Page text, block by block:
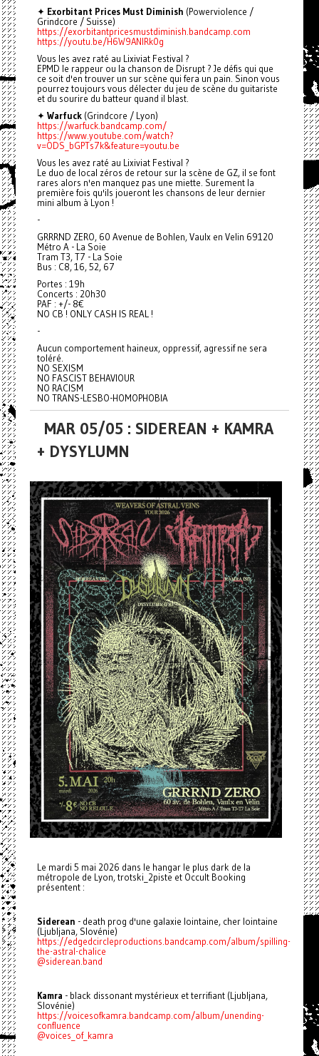
✦ Exorbitant Prices Must Diminish (Powerviolence /
Grindcore / Suisse)
https://exorbitantpricesmustdiminish.bandcamp.com
https://youtu.be/H6W9ANlRk0g
Vous les avez raté au Lixiviat Festival ?
EPMD le rappeur ou la chanson de Disrupt ? Je défis qui que
ce soit d'en trouver un sur scène qui fera un pain. Sinon vous
pourrez toujours vous délecter du jeu de scène du guitariste
et du sourire du batteur quand il blast.
✦ Warfuck(Grindcore / Lyon)
https://warfuck.bandcamp.com/
https://www.youtube.com/watch?
v=ODS_bGPTs7k&feature=youtu.be
Vous les avez raté au Lixiviat Festival ?
Le duo de local zéros de retour sur la scène de GZ, il se font
rares alors n'en manquez pas une miette. Surement la
première fois qu'ils joueront les chansons de leur dernier
mini album à Lyon !
-
GRRRND ZERO, 60 Avenue de Bohlen, Vaulx en Velin 69120
Métro A - La Soie
Tram T3, T7 - La Soie
Bus : C8, 16, 52, 67
Portes : 19h
Concerts : 20h30
PAF : +/- 8€
NO CB ! ONLY CASH IS REAL !
-
Aucun comportement haineux, oppressif, agressif ne sera
toléré.
NO SEXISM
NO FASCIST BEHAVIOUR
NO RACISM
NO TRANS-LESBO-HOMOPHOBIA
MAR 05/05 : SIDEREAN + KAMRA
+ DYSYLUMN
Le mardi 5 mai 2026 dans le hangar le plus dark de la
métropole de Lyon, trotski_2piste et Occult Booking
présentent :
Siderean - death prog d'une galaxie lointaine, cher lointaine
(Ljubljana, Slovénie)
https://edgedcircleproductions.bandcamp.com/album/spilling-
the-astral-chalice
@siderean.band
Kamra - black dissonant mystérieux et terrifiant (Ljubljana,
Slovénie)
https://voicesofkamra.bandcamp.com/album/unending-
confluence
@voices_of_kamra